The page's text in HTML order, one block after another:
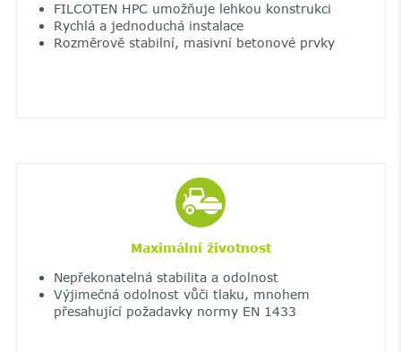
FILCOTEN HPC umožňuje lehkou konstrukci
Rychlá a jednoduchá instalace
Rozměrově stabilní, masivní betonové prvky
Maximální životnost
Nepřekonatelná stabilita a odolnost
Výjimečná odolnost vůči tlaku, mnohem
přesahující požadavky normy EN 1433